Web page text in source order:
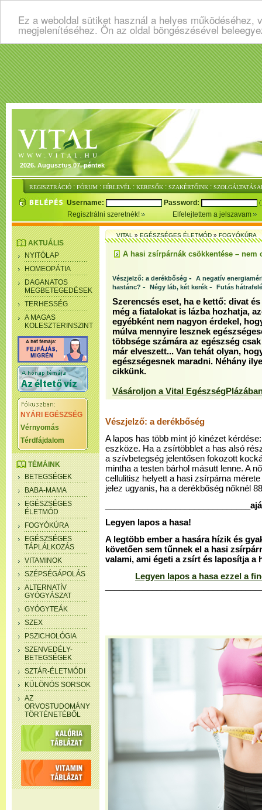
Ez a weboldal sütiket használ a helyes
megjelenítéséhez. Ön az oldal böngészésével
2026. Augusztus 07. péntek
REGISZTRÁCIÓ : FÓRUM : HÍRLEVÉL : KERESŐK : SZAKÉRTŐINK :
Username:
Password:
Regisztrálni szeretnék!
Elfelejtettem a jelszavam
AKTUÁLIS
NYITÓLAP
HOMEOPÁTIA
DAGANATOS
MEGBETEGEDÉSEK
TERHESSÉG
A MAGAS
KOLESZTERINSZINT
NYÁRI EGÉSZSÉG
Vérnyomás
Térdfájdalom
TÉMÁINK
BETEGSÉGEK
BABA-MAMA
EGÉSZSÉGES
ÉLETMÓD
FOGYÓKÚRA
EGÉSZSÉGES
TÁPLÁLKOZÁS
VITAMINOK
SZÉPSÉGÁPOLÁS
ALTERNATÍV
GYÓGYÁSZAT
GYÓGYTEÁK
SZEX
PSZICHOLÓGIA
SZENVEDÉLY-
BETEGSÉGEK
SZTÁR-ÉLETMÓDI
KÜLÖNÖS SORSOK
AZ
ORVOSTUDOMÁNY
TÖRTÉNETÉBŐL
VITAL»EGÉSZSÉGES ÉLETMÓD»FOGYÓKÚRA
A hasi zsírpárnák csökkentése – nem
Vészjelző: a derékbőség - A negatív
hastánc? - Négy láb, két kerék - Futás
Szerencsés eset, ha e kettő: divat
még a fiatalokat is lázba hozhatja,
egyébként nem nagyon érdekel,
múlva mennyire lesznek
többsége számára az egészség
már elveszett... Van tehát olyan,
egészségesnek maradni. Néhány
cikkünk.
Vásároljon a Vital
Vészjelző: a derékbőség
A lapos has több mint jó kinézet
eszköze. Ha a zsírtöbblet a has alsó
a szívbetegség jelentősen fokozott
mintha a testen bárhol másutt lenne. A
cellulitisz helyett a hasi zsírpárna
jelez ugyanis, ha a derékbőség nőknél
Legyen lapos a hasa!
A legtöbb ember a hasára hízik és
követően sem tűnnek el a hasi
valami, ami égeti a zsírt és laposítja a
Legyen lapos a hasa ezzel a